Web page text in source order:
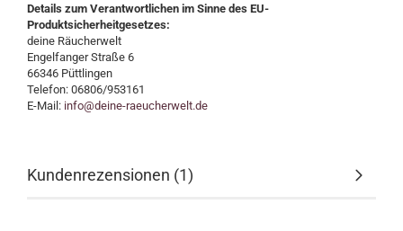
Details zum Verantwortlichen im Sinne des EU-
Produktsicherheitgesetzes:
deine Räucherwelt
Engelfanger Straße 6
66346 Püttlingen
Telefon: 06806/953161
E-Mail: info@deine-raeucherwelt.de
Kundenrezensionen (1)